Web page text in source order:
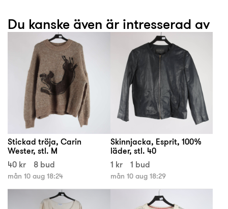
Du kanske även är intresserad av
Stickad tröja, Carin
Wester, stl. M
40 kr
8 bud
mån 10 aug 18:24
Skinnjacka, Esprit, 100%
läder, stl. 40
1 kr
1 bud
mån 10 aug 18:29